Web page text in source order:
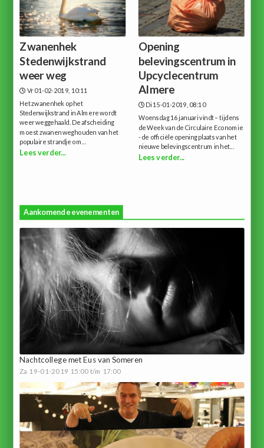
Zwanenhek
Stedenwijkstrand
weer weg
Vr 01-02-2019, 10:11
Het zwanenhek op het
Stedenwijkstrand in Almere wordt
weer weggehaald. De afscheiding
moest zwanen weghouden van het
populaire strandje om...
Lees verder...
Opening
belevingscentrum in
Upcyclecentrum
Almere
Di 15-01-2019, 08:10
Woensdag 16 januari vindt – tijdens
de Week van de Circulaire Economie
- de officiële opening plaats van het
nieuwe belevingscentrum in het...
Lees verder...
Aankomende evenementen
Nachtcollege met Eus van Someren
Za 19-01-2019 15:00 t/m 17:00